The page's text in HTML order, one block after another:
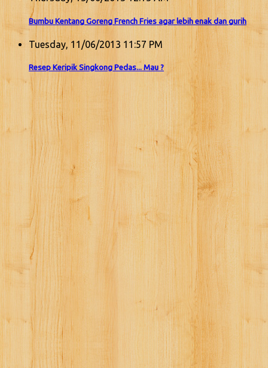
Bumbu Kentang Goreng French Fries agar lebih enak dan gurih
Tuesday, 11/06/2013 11:57 PM
Resep Keripik Singkong Pedas... Mau ?